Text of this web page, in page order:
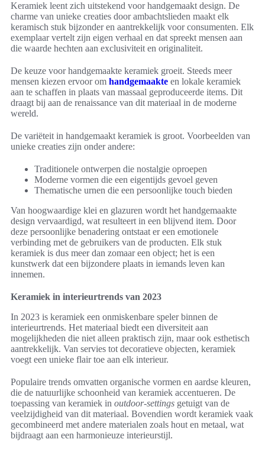
Keramiek leent zich uitstekend voor handgemaakt design. De
charme van unieke creaties door ambachtslieden maakt elk
keramisch stuk bijzonder en aantrekkelijk voor consumenten. Elk
exemplaar vertelt zijn eigen verhaal en dat spreekt mensen aan
die waarde hechten aan exclusiviteit en originaliteit.
De keuze voor handgemaakte keramiek groeit. Steeds meer
mensen kiezen ervoor om handgemaakte en lokale keramiek
aan te schaffen in plaats van massaal geproduceerde items. Dit
draagt bij aan de renaissance van dit materiaal in de moderne
wereld.
De variëteit in handgemaakt keramiek is groot. Voorbeelden van
unieke creaties zijn onder andere:
Traditionele ontwerpen die nostalgie oproepen
Moderne vormen die een eigentijds gevoel geven
Thematische urnen die een persoonlijke touch bieden
Van hoogwaardige klei en glazuren wordt het handgemaakte
design vervaardigd, wat resulteert in een blijvend item. Door
deze persoonlijke benadering ontstaat er een emotionele
verbinding met de gebruikers van de producten. Elk stuk
keramiek is dus meer dan zomaar een object; het is een
kunstwerk dat een bijzondere plaats in iemands leven kan
innemen.
Keramiek in interieurtrends van 2023
In 2023 is keramiek een onmiskenbare speler binnen de
interieurtrends. Het materiaal biedt een diversiteit aan
mogelijkheden die niet alleen praktisch zijn, maar ook esthetisch
aantrekkelijk. Van servies tot decoratieve objecten, keramiek
voegt een unieke flair toe aan elk interieur.
Populaire trends omvatten organische vormen en aardse kleuren,
die de natuurlijke schoonheid van keramiek accentueren. De
toepassing van keramiek in outdoor-settings getuigt van de
veelzijdigheid van dit materiaal. Bovendien wordt keramiek vaak
gecombineerd met andere materialen zoals hout en metaal, wat
bijdraagt aan een harmonieuze interieurstijl.